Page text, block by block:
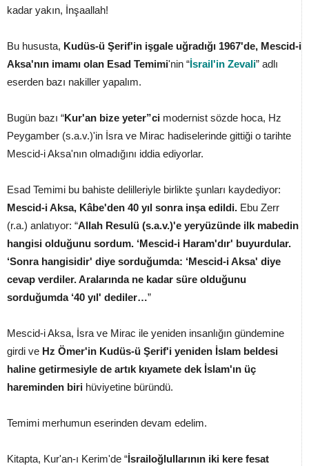
kadar yakın, İnşaallah!
Bu hususta, Kudüs-ü Şerif'in işgale uğradığı 1967'de, Mescid-i
Aksa'nın imamı olan Esad Temimi'nin “İsrail'in Zevali” adlı
eserden bazı nakiller yapalım.
Bugün bazı “Kur'an bize yeter”ci modernist sözde hoca, Hz
Peygamber (s.a.v.)'in İsra ve Mirac hadiselerinde gittiği o tarihte
Mescid-i Aksa'nın olmadığını iddia ediyorlar.
Esad Temimi bu bahiste delilleriyle birlikte şunları kaydediyor:
Mescid-i Aksa, Kâbe'den 40 yıl sonra inşa edildi. Ebu Zerr
(r.a.) anlatıyor: “Allah Resulü (s.a.v.)'e yeryüzünde ilk mabedin
hangisi olduğunu sordum. ‘Mescid-i Haram'dır' buyurdular.
‘Sonra hangisidir' diye sorduğumda: ‘Mescid-i Aksa' diye
cevap verdiler. Aralarında ne kadar süre olduğunu
sorduğumda ‘40 yıl' dediler…”
Mescid-i Aksa, İsra ve Mirac ile yeniden insanlığın gündemine
girdi ve Hz Ömer'in Kudüs-ü Şerif'i yeniden İslam beldesi
haline getirmesiyle de artık kıyamete dek İslam'ın üç
hareminden biri hüviyetine büründü.
Temimi merhumun eserinden devam edelim.
Kitapta, Kur'an-ı Kerim'de “İsrailoğlullarının iki kere fesat